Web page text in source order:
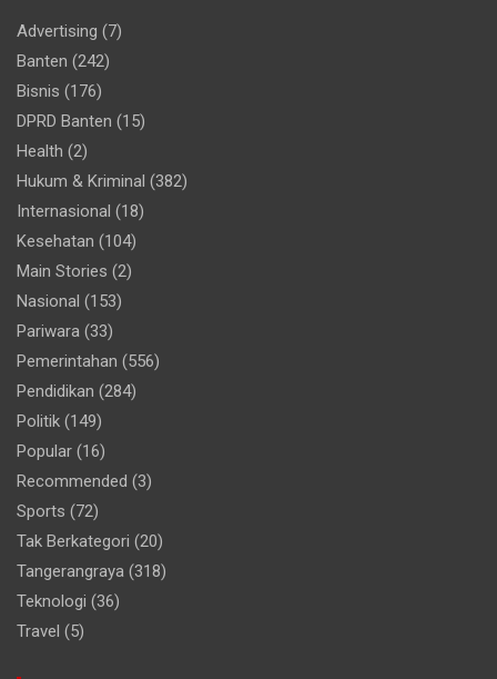
Advertising (7)
Banten (242)
Bisnis (176)
DPRD Banten (15)
Health (2)
Hukum & Kriminal (382)
Internasional (18)
Kesehatan (104)
Main Stories (2)
Nasional (153)
Pariwara (33)
Pemerintahan (556)
Pendidikan (284)
Politik (149)
Popular (16)
Recommended (3)
Sports (72)
Tak Berkategori (20)
Tangerangraya (318)
Teknologi (36)
Travel (5)